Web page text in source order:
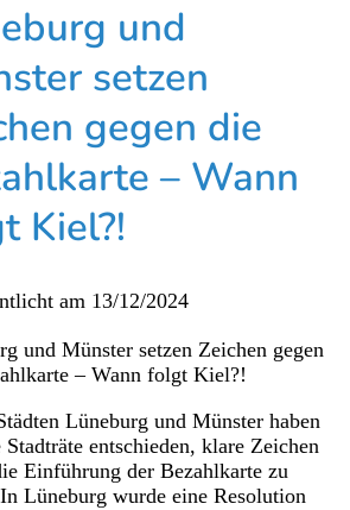
und
setzen
gegen die
– Wann
Kiel?!
am 13/12/2024
und Münster setzen Zeichen gegen
– Wann folgt Kiel?!
Lüneburg und Münster haben
entschieden, klare Zeichen
Einführung der Bezahlkarte zu
Lüneburg wurde eine Resolution